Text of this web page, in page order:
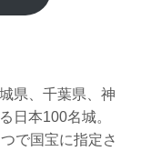
県、千葉県、神
日本100名城。
で国宝に指定さ